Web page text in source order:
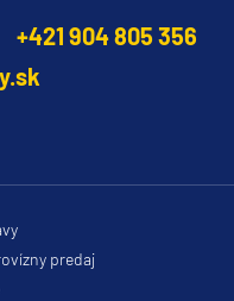
+421 904 805 356
predaj